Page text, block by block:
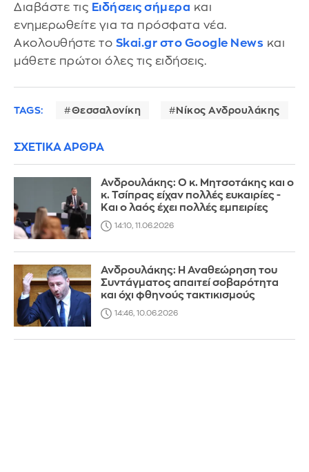
Διαβάστε τις Ειδήσεις σήμερα και
ενημερωθείτε για τα πρόσφατα νέα.
Ακολουθήστε το Skai.gr στο Google News και
μάθετε πρώτοι όλες τις ειδήσεις.
TAGS: Θεσσαλονίκη Νίκος Ανδρουλάκης
ΣΧΕΤΙΚΑ ΑΡΘΡΑ
Ανδρουλάκης: Ο κ. Μητσοτάκης και ο
κ. Τσίπρας είχαν πολλές ευκαιρίες -
Kαι ο λαός έχει πολλές εμπειρίες
14:10, 11.06.2026
Ανδρουλάκης: Η Αναθεώρηση του
Συντάγματος απαιτεί σοβαρότητα
και όχι φθηνούς τακτικισμούς
14:46, 10.06.2026